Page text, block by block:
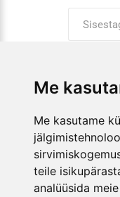
Me
Me kasutame
teile
analüüsida